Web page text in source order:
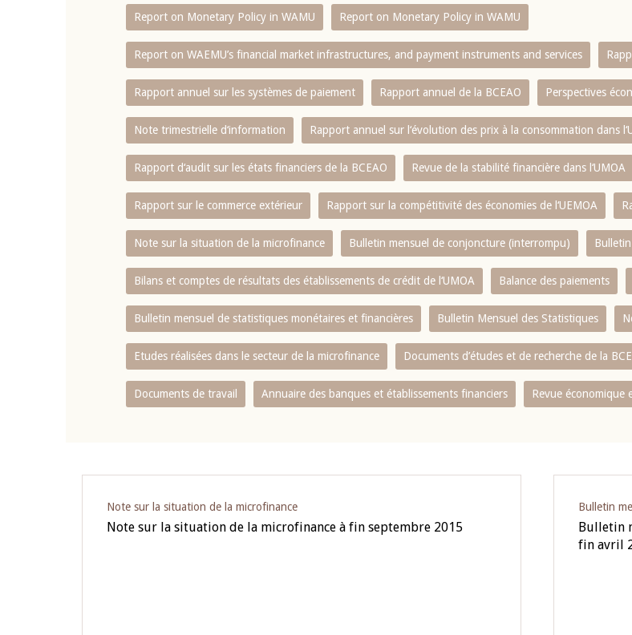
Report on Monetary Policy in WAMU Report on Monetary Policy in WAMU
Report on WAEMU’s financial market infrastructures, and payment instruments and services
Rapport annuel sur les systèmes de paiement Rapport annuel de la BCEAO Perspectives
Note trimestrielle d‘information Rapport annuel sur l‘évolution des prix à la consommation dans
Rapport d‘audit sur les états financiers de la BCEAO Revue de la stabilité financière dans l‘UMOA
Rapport sur le commerce extérieur Rapport sur la compétitivité des économies de l‘UEMOA
Note sur la situation de la microfinance Bulletin mensuel de conjoncture (interrompu)
Bilans et comptes de résultats des établissements de crédit de l‘UMOA Balance des paiements
Bulletin mensuel de statistiques monétaires et financières Bulletin Mensuel des Statistiques
Etudes réalisées dans le secteur de la microfinance Documents d’études et de recherche de la
Documents de travail Annuaire des banques et établissements financiers Revue économique
Note sur la situation de la microfinance
Note sur la situation de la microfinance à fin septembre 2015
Bulletin
Bulletin
fin avril